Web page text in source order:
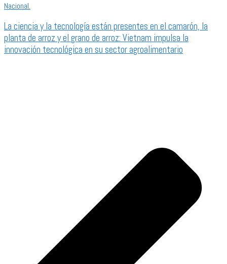
La ciencia y la tecnología están presentes en el camarón, la
planta de arroz y el grano de arroz: Vietnam impulsa la
innovación tecnológica en su sector agroalimentario